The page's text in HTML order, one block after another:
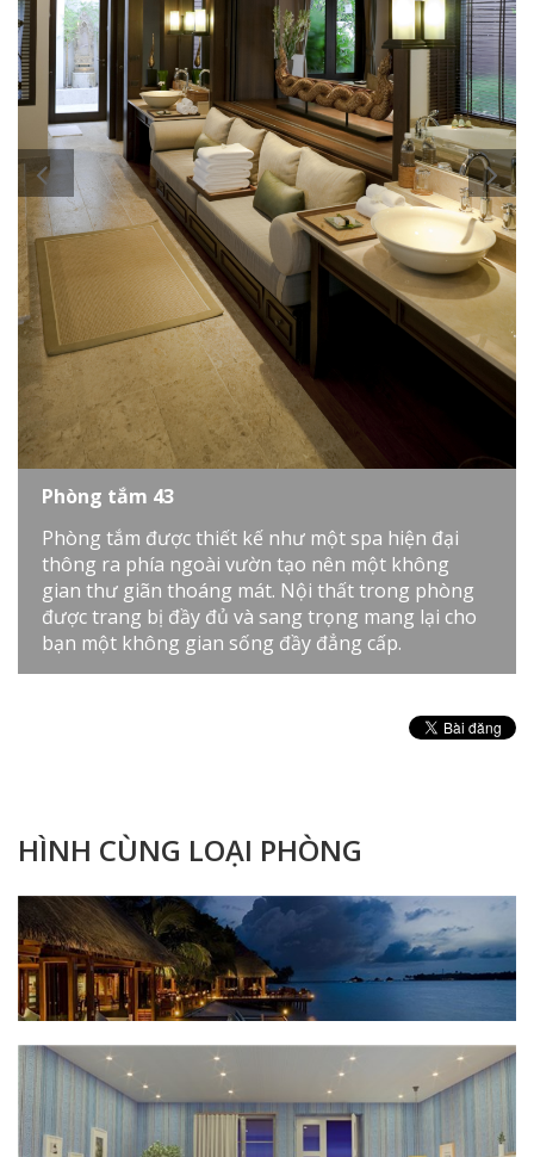
Phòng tắm 43
Phòng tắm được thiết kế như một spa hiện đại
thông ra phía ngoài vườn tạo nên một không
gian thư giãn thoáng mát. Nội thất trong phòng
được trang bị đầy đủ và sang trọng mang lại cho
bạn một không gian sống đầy đẳng cấp.
HÌNH CÙNG LOẠI PHÒNG